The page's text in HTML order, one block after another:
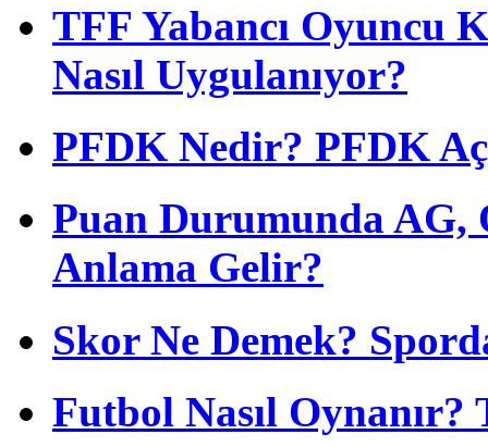
TFF Yabancı Oyuncu
Nasıl Uygulanıyor?
PFDK Nedir? PFDK
Puan Durumunda AG,
Anlama Gelir?
Skor Ne Demek?
Futbol Nasıl